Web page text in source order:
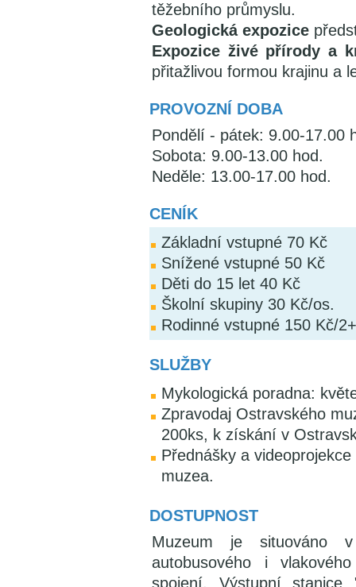
těžebního průmyslu.
Geologická expozice
Expozice živé přírody a
přitažlivou formou krajinu a
PROVOZNÍ DOBA
Pondělí - pátek: 9.00-17.00
Sobota: 9.00-13.00 hod.
Neděle: 13.00-17.00 hod.
CENÍK
Základní vstupné 70 Kč
Snížené vstupné 50 Kč
Děti do 15 let 40 Kč
Školní skupiny 30 Kč/os.
Rodinné vstupné 150 Kč/
SLUŽBY
Mykologická poradna:
Zpravodaj Ostravského
200ks, k získání v
Přednášky a
muzea.
DOSTUPNOST
Muzeum je situováno
autobusového i
spojení. Výstupní